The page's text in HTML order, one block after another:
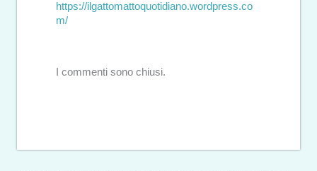
https://ilgattomattoquotidiano.wordpress.co
m/
I commenti sono chiusi.